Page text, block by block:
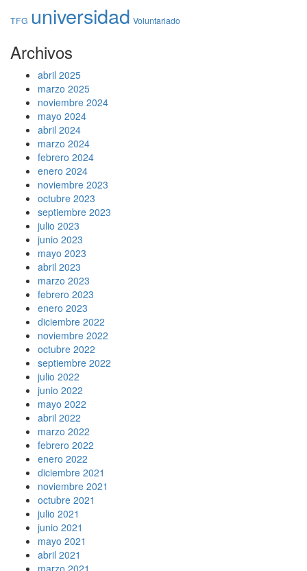
TFG universidad Voluntariado
Archivos
abril 2025
marzo 2025
noviembre 2024
mayo 2024
abril 2024
marzo 2024
febrero 2024
enero 2024
noviembre 2023
octubre 2023
septiembre 2023
julio 2023
junio 2023
mayo 2023
abril 2023
marzo 2023
febrero 2023
enero 2023
diciembre 2022
noviembre 2022
octubre 2022
septiembre 2022
julio 2022
junio 2022
mayo 2022
abril 2022
marzo 2022
febrero 2022
enero 2022
diciembre 2021
noviembre 2021
octubre 2021
julio 2021
junio 2021
mayo 2021
abril 2021
marzo 2021